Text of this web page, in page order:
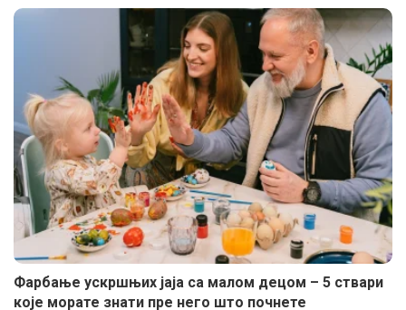
Фарбање ускршњих јаја са малом децом – 5 ствари
које морате знати пре него што почнете